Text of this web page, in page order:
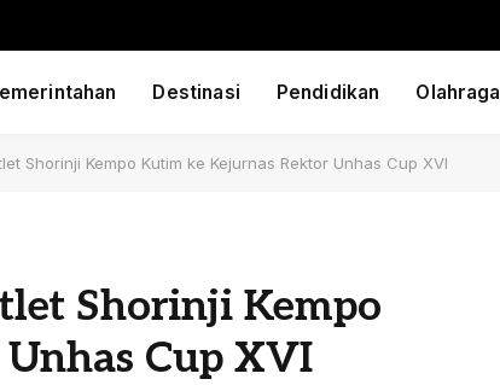
Destinasi Pendidikan Olahraga
Shorinji Kempo Kutim ke Kejurnas Rektor Unhas Cup XVI
Shorinji Kempo
Cup XVI